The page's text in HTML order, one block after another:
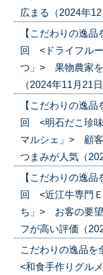
広まる（2024年
【こだわりの逸
回 <ドライフル
つ」> 果物農家を
（2024年11月21
【こだわりの逸
回 <明石だこ珍
マルシェ」> 顧客
つまみが人気（
【こだわりの逸
回 <近江牛専門Ｅ
ち」> お客の要望
フが高い評価（
こだわりの逸品
<和食手作りグル